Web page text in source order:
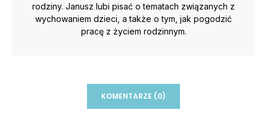
rodziny. Janusz lubi pisać o tematach związanych z
wychowaniem dzieci, a także o tym, jak pogodzić
pracę z życiem rodzinnym.
KOMENTARZE (0)